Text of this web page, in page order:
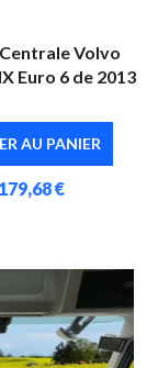
Volvo
Euro 6 de 2013
AU PANIER
179,68 €